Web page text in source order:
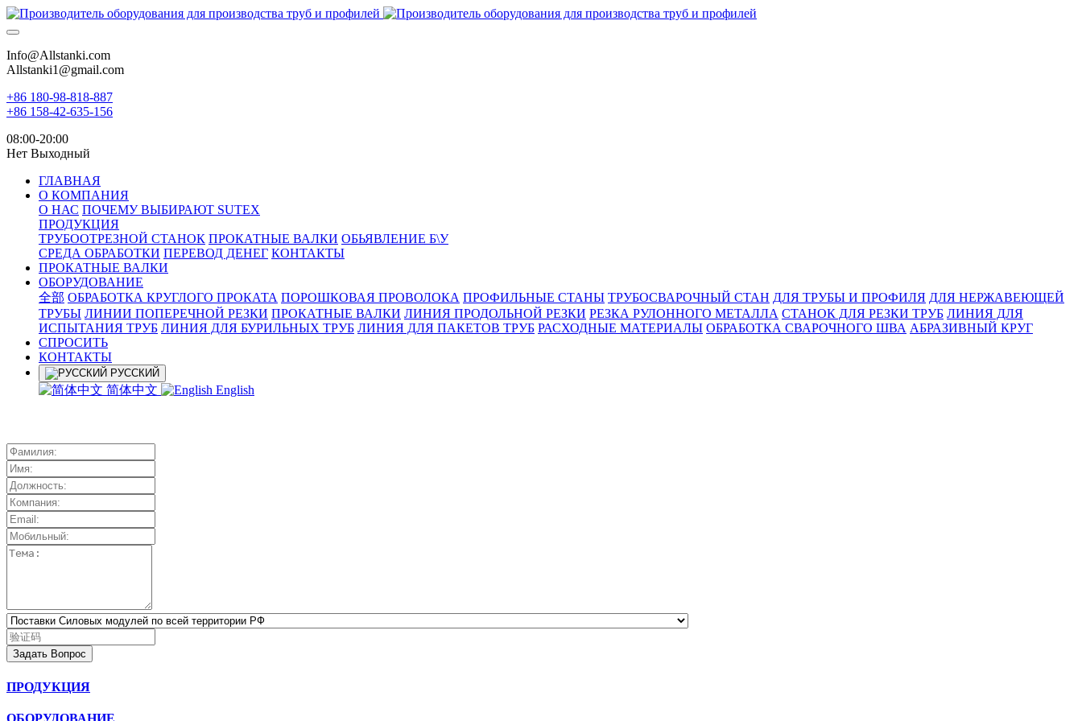
Info@Allstanki.com
Allstanki1@gmail.com
+86 180-98-818-887
+86 158-42-635-156
08:00-20:00
Нет Выходный
ГЛАВНАЯ
О КОМПАНИЯ
О НАС ПОЧЕМУ ВЫБИРАЮТ SUTEX
ПРОДУКЦИЯ
ТРУБООТРЕЗНОЙ СТАНОК ПРОКАТНЫЕ ВАЛКИ ОБЬЯВЛЕНИЕ Б\У
СРЕДА ОБРАБОТКИ ПЕРЕВОД ДЕНЕГ КОНТАКТЫ
ПРОКАТНЫЕ ВАЛКИ
ОБОРУДОВАНИЕ
全部 ОБРАБОТКА КРУГЛОГО ПРОКАТА ПОРОШКОВАЯ ПРОВОЛОКА ПРОФИЛЬНЫЕ СТАНЫ ТРУБОСВАРОЧНЫЙ СТАН ДЛЯ ТРУБЫ И ПРОФИЛЯ ДЛЯ НЕРЖАВЕЮЩЕЙ
ТРУБЫ ЛИНИИ ПОПЕРЕЧНОЙ РЕЗКИ ПРОКАТНЫЕ ВАЛКИ ЛИНИЯ ПРОДОЛЬНОЙ РЕЗКИ РЕЗКА РУЛОННОГО МЕТАЛЛА СТАНОК ДЛЯ РЕЗКИ ТРУБ ЛИНИЯ ДЛЯ
ИСПЫТАНИЯ ТРУБ ЛИНИЯ ДЛЯ БУРИЛЬНЫХ ТРУБ ЛИНИЯ ДЛЯ ПАКЕТОВ ТРУБ РАСХОДНЫЕ МАТЕРИАЛЫ OБРАБОТКА СВАРОЧНОГО ШВА АБРАЗИВНЫЙ КРУГ
СПРОСИТЬ
КОНТАКТЫ
РУССКИЙ
简体中文 English
Задать Вопрос
ПРОДУКЦИЯ
ОБОРУДОВАНИЕ